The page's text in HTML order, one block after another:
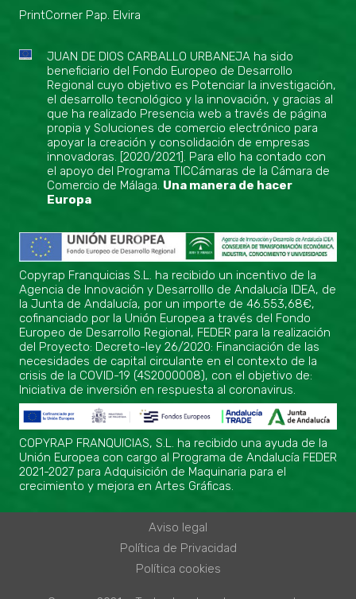
PrintCorner Pap. Elvira
JUAN DE DIOS CARBALLO URBANEJA ha sido
beneficiario del Fondo Europeo de Desarrollo
Regional cuyo objetivo es Potenciar la investigación,
el desarrollo tecnológico y la innovación, y gracias al
que ha realizado Presencia web a través de página
propia y Soluciones de comercio electrónico para
apoyar la creación y consolidación de empresas
innovadoras. [2020/2021]. Para ello ha contado con
el apoyo del Programa TICCámaras de la Cámara de
Comercio de Málaga. Una manera de hacer
Europa
Copyrap Franquicias S.L. ha recibido un incentivo de la
Agencia de Innovación y Desarrolllo de Andalucía IDEA, de
la Junta de Andalucía, por un importe de 46.553,68€,
cofinanciado por la Unión Europea a través del Fondo
Europeo de Desarrollo Regional, FEDER para la realización
del Proyecto: Decreto-ley 26/2020: Financiación de las
necesidades de capital circulante en el contexto de la
crisis de la COVID-19 (4S2000008), con el objetivo de:
Iniciativa de inversión en respuesta al coronavirus.
COPYRAP FRANQUICIAS, S.L. ha recibido una ayuda de la
Unión Europea con cargo al Programa de Andalucía FEDER
2021-2027 para Adquisición de Maquinaria para el
crecimiento y mejora en Artes Gráficas.
Aviso legal
Política de Privacidad
Política cookies